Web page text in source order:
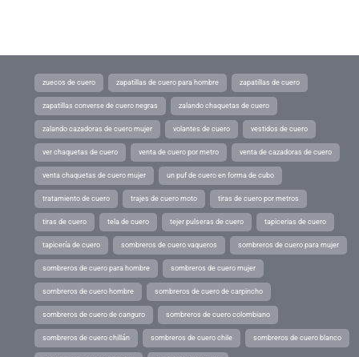
zuecos de cuero zapatillas de cuero para hombre zapatillas de cuero
zapatillas converse de cuero negras zalando chaquetas de cuero
zalando cazadoras de cuero mujer volantes de cuero vestidos de cuero
ver chaquetas de cuero venta de cuero por metro venta de cazadoras de cuero
venta chaquetas de cuero mujer un puf de cuero en forma de cubo
tratamiento de cuero trajes de cuero moto tiras de cuero por metros
tiras de cuero tela de cuero tejer pulseras de cuero tapicerias de cuero
tapicería de cuero sombreros de cuero vaqueros sombreros de cuero para mujer
sombreros de cuero para hombre sombreros de cuero mujer
sombreros de cuero hombre sombreros de cuero de carpincho
sombreros de cuero de canguro sombreros de cuero colombiano
sombreros de cuero chillán sombreros de cuero chile sombreros de cuero blanco